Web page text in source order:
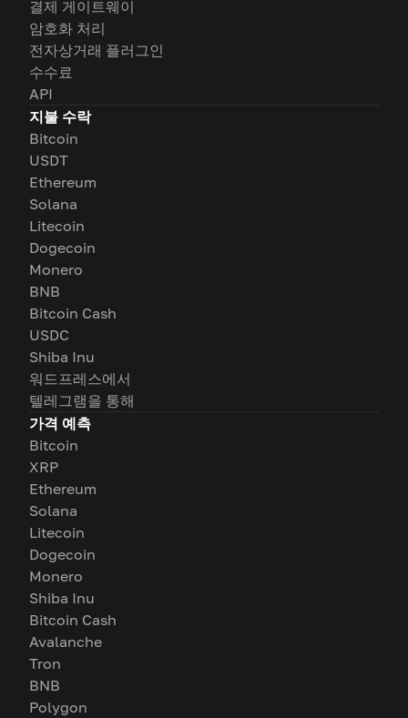
결제 게이트웨이
암호화 처리
전자상거래 플러그인
수수료
API
지불 수락
Bitcoin
USDT
Ethereum
Solana
Litecoin
Dogecoin
Monero
BNB
Bitcoin Cash
USDC
Shiba Inu
워드프레스에서
텔레그램을 통해
가격 예측
Bitcoin
XRP
Ethereum
Solana
Litecoin
Dogecoin
Monero
Shiba Inu
Bitcoin Cash
Avalanche
Tron
BNB
Polygon